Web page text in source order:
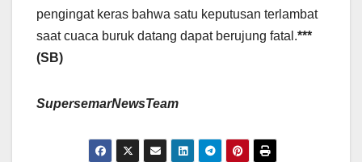
pengingat keras bahwa satu keputusan terlambat
saat cuaca buruk datang dapat berujung fatal.***
(SB)
SupersemarNewsTeam